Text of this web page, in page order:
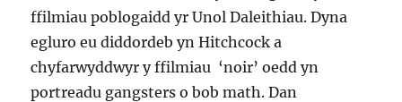
ffilmiau poblogaidd yr Unol Daleithiau. Dyna
egluro eu diddordeb yn Hitchcock a
chyfarwyddwyr y ffilmiau ‘noir’ oedd yn
portreadu gangsters o bob math. Dan